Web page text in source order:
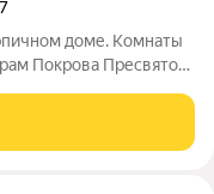
7
доме. Комнаты
Покрова Пресвятой
Матроны -пешком